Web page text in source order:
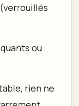
ou
rien ne